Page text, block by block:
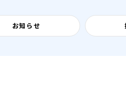
お知らせ